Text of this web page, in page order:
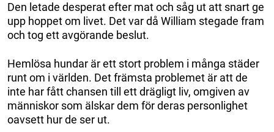
Den letade desperat efter mat och såg ut att snart ge
upp hoppet om livet. Det var då William stegade fram
och tog ett avgörande beslut.
Hemlösa hundar är ett stort problem i många städer
runt om i världen. Det främsta problemet är att de
inte har fått chansen till ett drägligt liv, omgiven av
människor som älskar dem för deras personlighet
oavsett hur de ser ut.